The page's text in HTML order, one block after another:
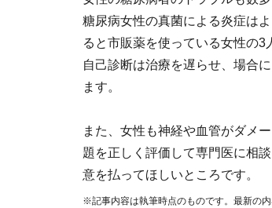
糖尿病女性の真菌による炎症は
ると市販薬を使っている女性の3
自己診断は治療を遅らせ、場合
ます。
また、女性も神経や血管がダメ
題を正しく評価して専門医に相
意を払ってほしいところです。
※記事内容は執筆時点のものです。最新の内